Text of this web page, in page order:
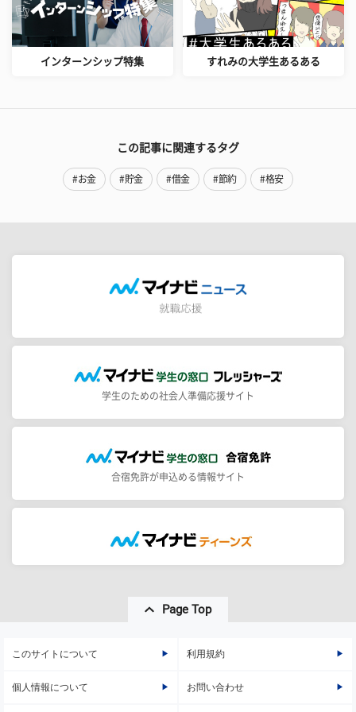
インターンシップ特集 すれみの大学生あるある
この記事に関連するタグ
#お金 #貯金 #借金 #節約 #格安
学生のための社会人準備応援サイト
合宿免許が申込める情報サイト
Page Top
このサイトについて 利用規約
個人情報について お問い合わせ